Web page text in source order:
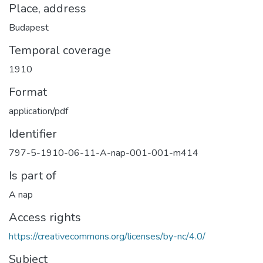
Place, address
Budapest
Temporal coverage
1910
Format
application/pdf
Identifier
797-5-1910-06-11-A-nap-001-001-m414
Is part of
A nap
Access rights
https://creativecommons.org/licenses/by-nc/4.0/
Subject